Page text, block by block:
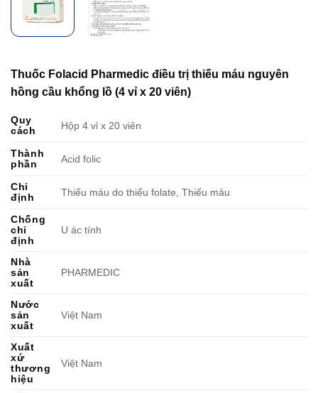
Thuốc Folacid Pharmedic điều trị thiếu máu nguyên
hồng cầu khổng lồ (4 vỉ x 20 viên)
Quy
cách
Hộp 4 vỉ x 20 viên
Thành
phần
Acid folic
Chỉ
định
Thiếu máu do thiếu folate, Thiếu máu
Chống
chỉ
định
U ác tính
Nhà
sản
xuất
PHARMEDIC
Nước
sản
xuất
Việt Nam
Xuất
xứ
thương
hiệu
Việt Nam